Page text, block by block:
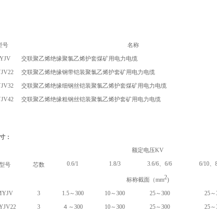
号
名称
交联聚乙烯绝缘聚氯乙烯护套煤矿用 电力电缆
交联聚乙烯绝缘钢带铠装聚氯乙烯护套矿用 电力电缆
交联聚乙烯绝缘细钢丝铠装聚氯乙烯护套煤矿用 电力电缆
交联聚乙烯绝缘粗钢丝铠装聚氯乙烯护套矿用 电力电缆
：
号 芯数
额定电压KV
0.6/1
1.8/3 3.6/6、6/6 6/10、
标称截面（mm2)
3 1.5～300 10～300 25～300
25～
3 ４～300 10～300 25～300
25～